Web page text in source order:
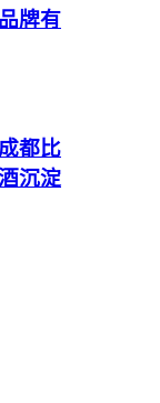
牌有
成都比
沉淀